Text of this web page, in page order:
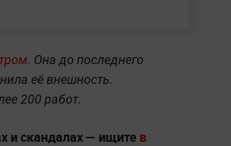
Она до последнего
её внешность.
200 работ.
и скандалах — ищите в